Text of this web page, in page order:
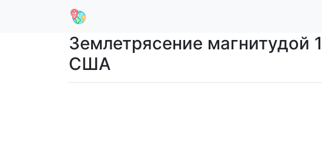
Землетрясение магнитудой
США